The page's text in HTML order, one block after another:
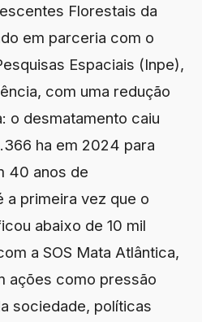
Florestais da
em parceria com o
Espaciais (Inpe),
com uma redução
o desmatamento caiu
ha em 2024 para
40 anos de
a primeira vez que o
abaixo de 10 mil
a SOS Mata Atlântica,
ações como pressão
sociedade, políticas